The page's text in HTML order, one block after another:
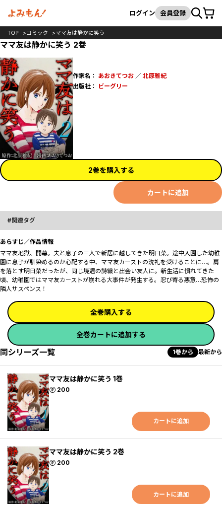
検索
ログイン 会員登録カート
TOP コミック ママ友は静かに笑う
ママ友は静かに笑う 2巻
作家名： あおきてつお／ 北原雅紀
出版社：
ビーグリー
2巻を購入する
カートに追加
関連タグ
あらすじ／作品情報
ママ友地獄、開幕――。夫と息子の三人で新居に越してきた明日菜。途中入園した幼稚
園に息子が馴染めるのか心配する中、ママ友カーストの洗礼を受けることに…。肩
を落とす明日菜だったが、同じ境遇の詩織と出会い友人に。新生活に慣れてきた
頃、幼稚園ではママ友カーストが崩れる大事件が発生する。忍び寄る悪意…恐怖の
隣人サスペンス！
全巻購入する
全巻カートに追加する
同シリーズ一覧 1巻から 最新から
ママ友は静かに笑う 1巻
200
ポイント
カートに追加
ママ友は静かに笑う 2巻
200
ポイント
カートに追加